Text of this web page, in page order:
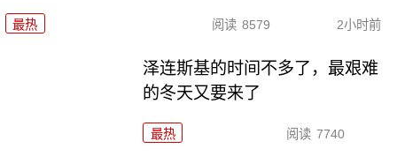
最热 阅读 8579 2小时前
泽连斯基的时间不多了，最艰难
的冬天又要来了
最热 阅读 7740